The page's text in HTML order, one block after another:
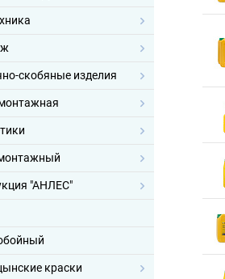
скобяные изделия
"АНЛЕС"
краски